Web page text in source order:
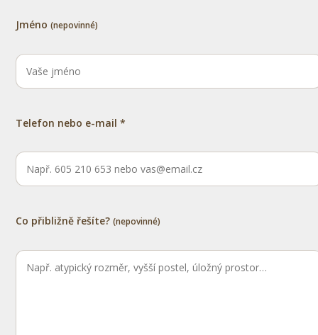
Jméno (nepovinné)
Telefon nebo e-mail *
Co přibližně řešíte? (nepovinné)